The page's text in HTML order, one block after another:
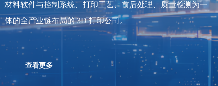
材料软件与控制系统、打印工艺、前后处理、质量检测为一
体的全产业链布局的 3D 打印公司。
查看更多